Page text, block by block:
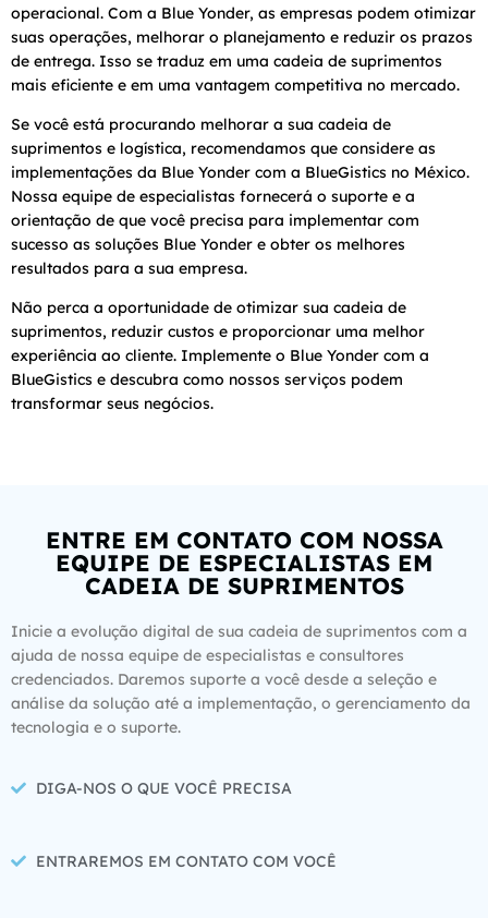
operacional. Com a Blue Yonder, as empresas podem otimizar
suas operações, melhorar o planejamento e reduzir os prazos
de entrega. Isso se traduz em uma cadeia de suprimentos
mais eficiente e em uma vantagem competitiva no mercado.
Se você está procurando melhorar a sua cadeia de
suprimentos e logística, recomendamos que considere as
implementações da Blue Yonder com a BlueGistics no México.
Nossa equipe de especialistas fornecerá o suporte e a
orientação de que você precisa para implementar com
sucesso as soluções Blue Yonder e obter os melhores
resultados para a sua empresa.
Não perca a oportunidade de otimizar sua cadeia de
suprimentos, reduzir custos e proporcionar uma melhor
experiência ao cliente. Implemente o Blue Yonder com a
BlueGistics e descubra como nossos serviços podem
transformar seus negócios.
ENTRE EM CONTATO COM NOSSA
EQUIPE DE ESPECIALISTAS EM
CADEIA DE SUPRIMENTOS
Inicie a evolução digital de sua cadeia de suprimentos com a
ajuda de nossa equipe de especialistas e consultores
credenciados. Daremos suporte a você desde a seleção e
análise da solução até a implementação, o gerenciamento da
tecnologia e o suporte.
DIGA-NOS O QUE VOCÊ PRECISA
ENTRAREMOS EM CONTATO COM VOCÊ